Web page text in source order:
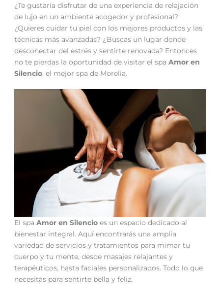
¿Te gustaría disfrutar de una experiencia de relajación
de lujo en un ambiente acogedor y profesional?
¿Quieres cuidar tu piel con los mejores productos y las
técnicas más avanzadas? ¿Buscas un lugar donde
desconectar del estrés y sentirte renovada? Entonces
no te pierdas la oportunidad de visitar el spa Amor en
Silencio, el mejor spa de Morelia.
El spa Amor en Silencio es un espacio dedicado al
bienestar integral. Aquí encontrarás una amplia
variedad de servicios y tratamientos para mimar tu
cuerpo y tu mente, desde masajes relajantes y
terapéuticos, hasta faciales personalizados. Todo lo que
necesitas para sentirte bella y feliz.